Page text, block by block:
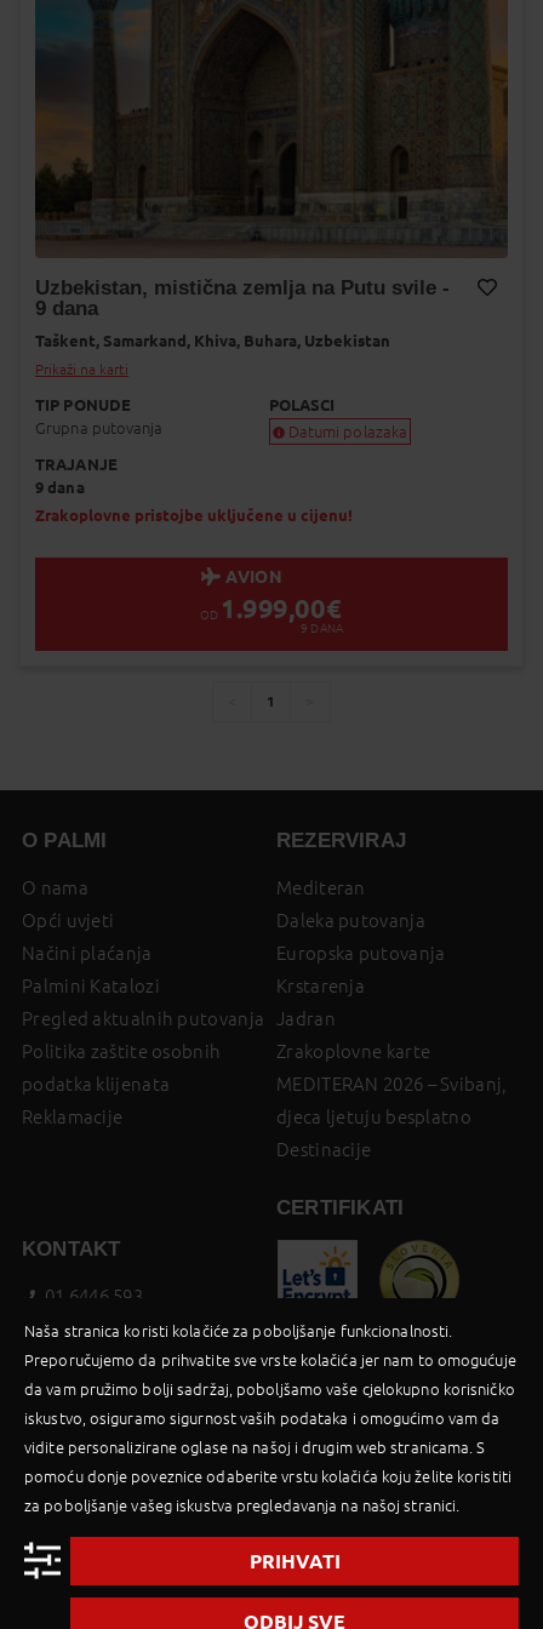
Uzbekistan, mistična zemlja na Putu svile -
9 dana
Taškent, Samarkand, Khiva, Buhara, Uzbekistan
Prikaži na karti
TIP PONUDE
Grupna putovanja
POLASCI
Datumi polazaka
Popunjeno
TRAJANJE
9 dana
Zrakoplovne pristojbe uključene u cijenu!
AVION
OD 1.999,00€
9 DANA
You're
1
O PALMI
O nama
Opći uvjeti
Načini plaćanja
Palmini Katalozi
Pregled aktualnih putovanja
Politika zaštite osobnih
podatka klijenata
Reklamacije
KONTAKT
01 6446 593
booking@palma-travel.hr
Poslovnica
Facebook
B2B Login
REZERVIRAJ
Mediteran
Daleka putovanja
Europska putovanja
Krstarenja
Jadran
Zrakoplovne karte
MEDITERAN 2026 – Svibanj,
djeca ljetuju besplatno
Destinacije
CERTIFIKATI
2019 © Palma d.o.o |Powered by BookiniT System
Uvjeti upotrebe beta verzije
Naša stranica koristi kolačiće za poboljšanje funkcionalnosti.
Preporučujemo da prihvatite sve vrste kolačića jer nam to omogućuje
da vam pružimo bolji sadržaj, poboljšamo vaše cjelokupno korisničko
iskustvo, osiguramo sigurnost vaših podataka i omogućimo vam da
vidite personalizirane oglase na našoj i drugim web stranicama. S
pomoću donje poveznice odaberite vrstu kolačića koju želite koristiti
za poboljšanje vašeg iskustva pregledavanja na našoj stranici.
PRIHVATI
ODBIJ SVE